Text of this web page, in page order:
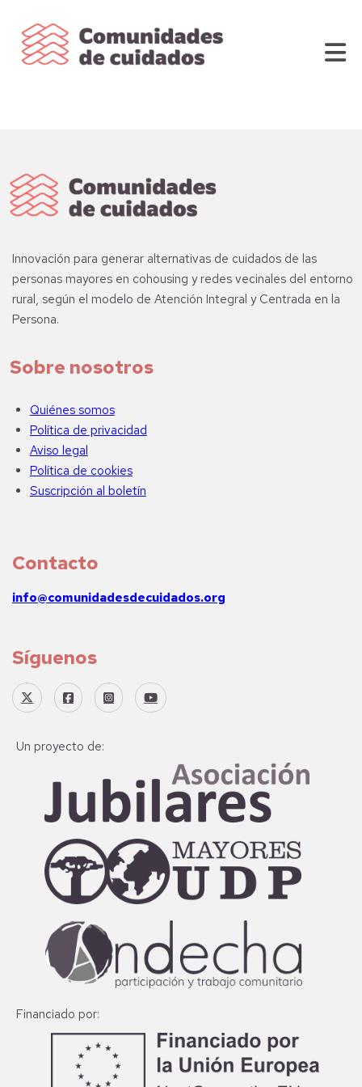
Innovación para generar alternativas de cuidados de las
personas mayores en cohousing y redes vecinales del entorno
rural, según el modelo de Atención Integral y Centrada en la
Persona.
Sobre nosotros
Quiénes somos
Política de privacidad
Aviso legal
Política de cookies
Suscripción al boletín
Contacto
info@comunidadesdecuidados.org
Síguenos
Un proyecto de:
Financiado por: